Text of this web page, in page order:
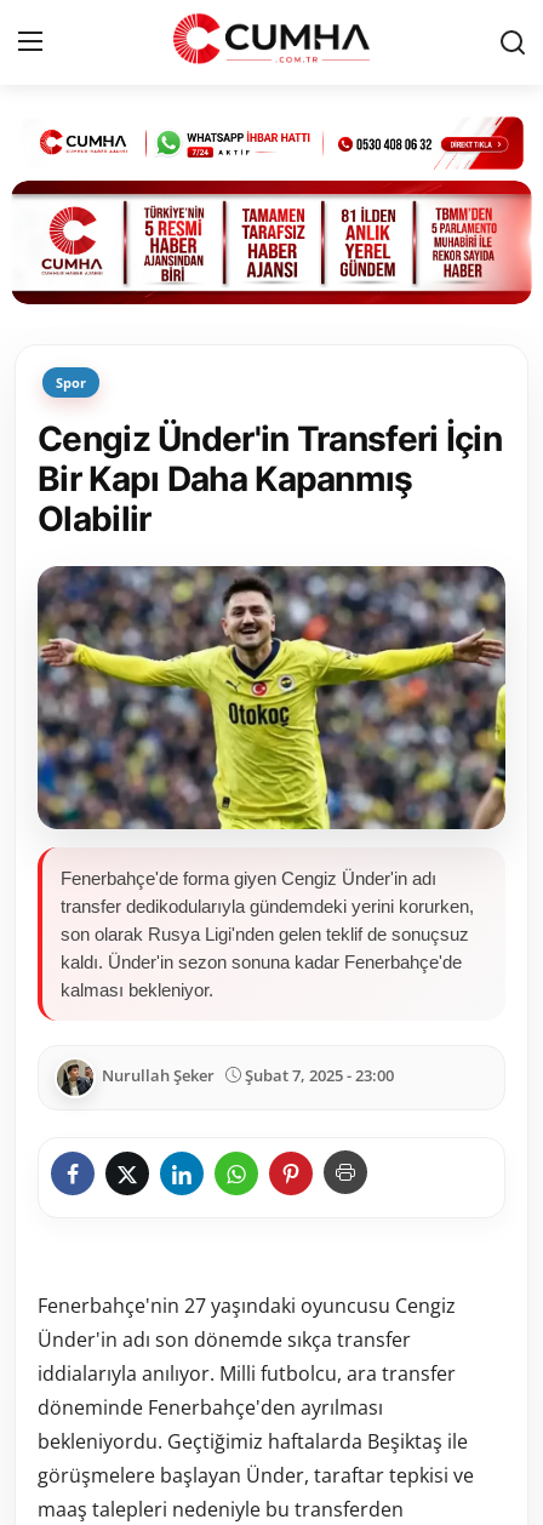
Kurumsal
Cumhurbaşkanlığı
Bakanlıklar
Siyasi Partiler
Yerel Yönetimler
Mülki İdare
Toplum ve Yaşam
Sivil Toplum Kuruluşları
Kamu Kurumları ve Üst Kurullar
Resmi Reklamlar
Spor
Cengiz Ünder'in Transferi İçin
Bir Kapı Daha Kapanmış
Olabilir
Fenerbahçe'de forma giyen Cengiz Ünder'in adı
transfer dedikodularıyla gündemdeki yerini korurken,
son olarak Rusya Ligi'nden gelen teklif de sonuçsuz
kaldı. Ünder'in sezon sonuna kadar Fenerbahçe'de
kalması bekleniyor.
Nurullah Şeker Şubat 7, 2025 - 23:00
Fenerbahçe'nin 27 yaşındaki oyuncusu Cengiz
Ünder'in adı son dönemde sıkça transfer
iddialarıyla anılıyor. Milli futbolcu, ara transfer
döneminde Fenerbahçe'den ayrılması
bekleniyordu. Geçtiğimiz haftalarda Beşiktaş ile
görüşmelere başlayan Ünder, taraftar tepkisi ve
maaş talepleri nedeniyle bu transferden